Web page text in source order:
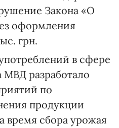
Закона «О
оформления
грн.
в сфере
МВД разработало
по
продукции
время сбора урожая